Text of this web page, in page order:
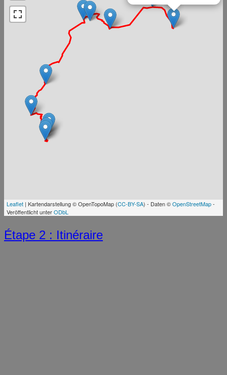
Leaflet | Kartendarstellung © OpenTopoMap (CC-BY-SA) - Daten ©OpenStreetMap-
Veröffentlicht unterODbL
Étape 2 : Itinéraire